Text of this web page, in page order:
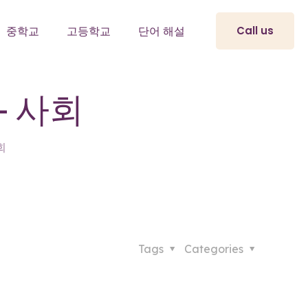
중학교 고등학교 단어 해설 Call us
사회
Categories
Tags